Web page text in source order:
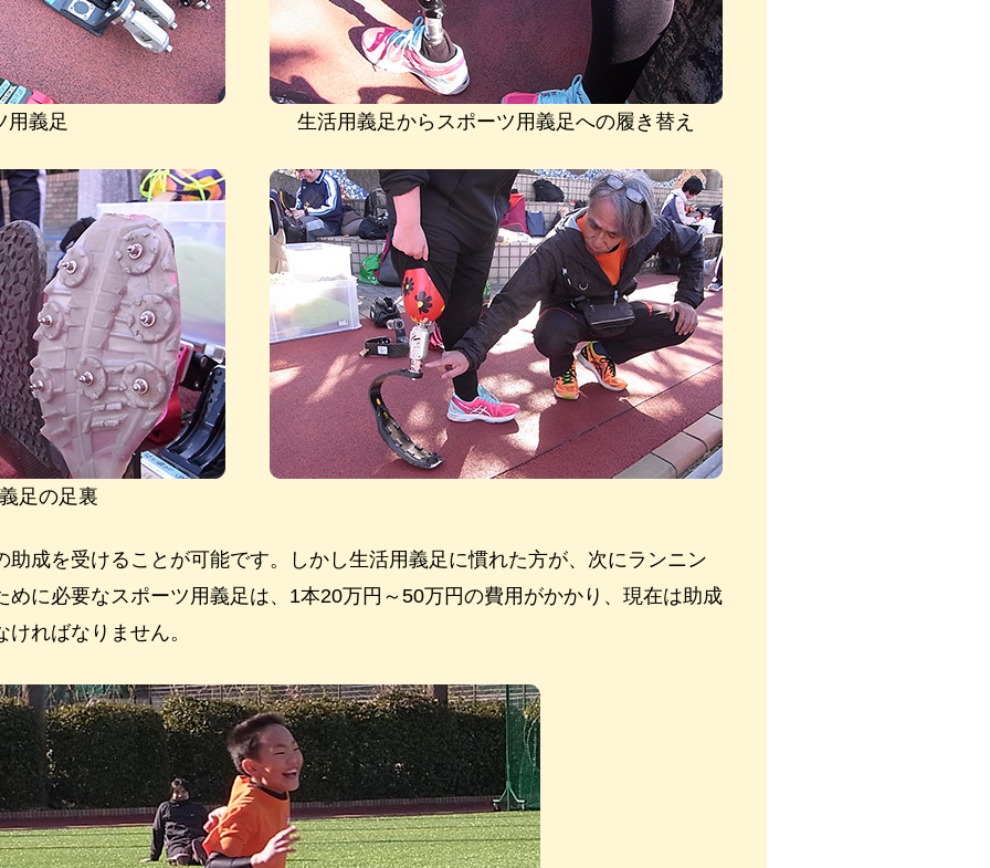
用義足 生活用義足からスポーツ用義足への履き替え
足の足裏
助成を受けることが可能です。しかし生活用義足に慣れた方が、次にランニン
めに必要なスポーツ用義足は、1本20万円～50万円の費用がかかり、現在は助成
ればなりません。